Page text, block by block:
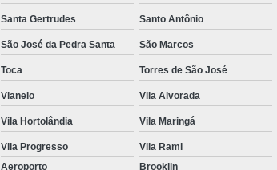
Santa Gertrudes Santo Antônio
São José da Pedra Santa São Marcos
Toca Torres de São José
Vianelo Vila Alvorada
Vila Hortolândia Vila Maringá
Vila Progresso Vila Rami
Aeroporto
Brooklin